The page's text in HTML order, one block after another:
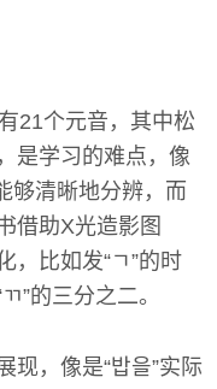
21个元音，其中松
是学习的难点，像
够清晰地分辨，而
借助X光造影图
，比如发“ㄱ”的时
”的三分之二。
现，像是“밥을”实际